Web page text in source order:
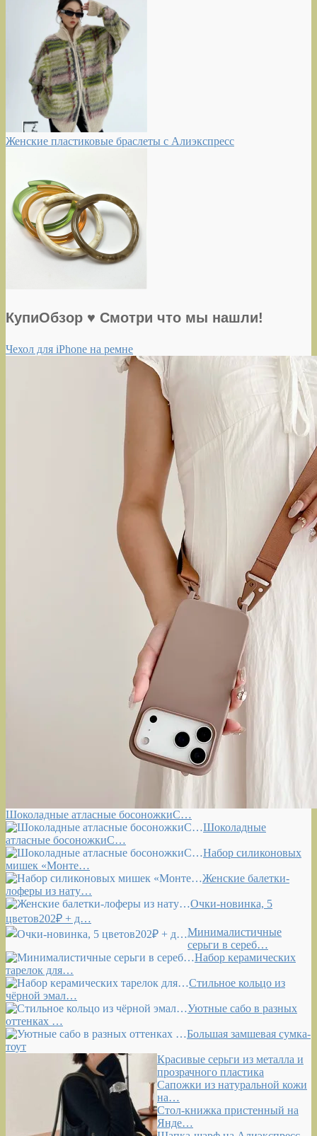
Женские пластиковые браслеты с Алиэкспресс
КупиОбзор ♥ Смотри что мы нашли!
Чехол для iPhone на ремне
Шоколадные атласные босоножкиС…
Шоколадные
атласные босоножкиС…
Набор силиконовых
мишек «Монте…
Женские балетки-
лоферы из нату…
Очки-новинка, 5
цветов202₽ + д…
Минималистичные
серьги в сереб…
Набор керамических
тарелок для…
Стильное кольцо из
чёрной эмал…
Уютные сабо в разных
оттенках …
Большая замшевая сумка-
тоут
Красивые серьги из металла и
прозрачного пластика
Сапожки из натуральной кожи
на…
Стол-книжка пристенный на
Янде…